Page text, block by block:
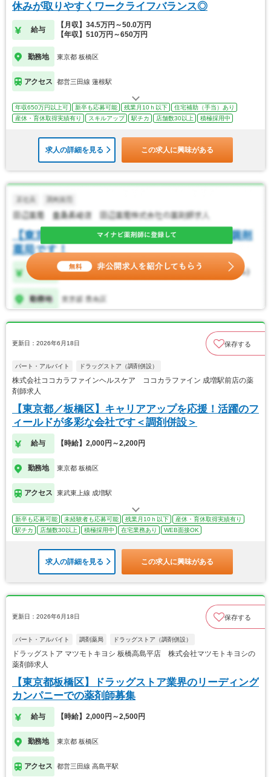
休みが取りやすくワークライフバランス◎
給与
【月収】34.5万円～50.0万円
【年収】510万円～650万円
勤務地 東京都 板橋区
アクセス 都営三田線 蓮根駅
年収650万円以上可 新卒も応募可能 残業月10ｈ以下
住宅補助（手当）あり
産休・育休取得実績有り
スキルアップ 駅チカ 店舗数30以上 積極採用中
求人の詳細を見る この求人に興味がある
更新日：2026年6月18日 保存する
パート・アルバイト ドラッグストア（調剤併設）
株式会社ココカラファインヘルスケア ココカラファイン 成増駅前店の薬
剤師求人
【東京都／板橋区】キャリアアップを応援！活躍のフ
ィールドが多彩な会社です＜調剤併設＞
給与 【時給】2,000円～2,200円
勤務地 東京都 板橋区
アクセス 東武東上線 成増駅
新卒も応募可能 未経験者も応募可能 残業月10ｈ以下
産休・育休取得実績有り
駅チカ
店舗数30以上 積極採用中 在宅業務あり WEB面接OK
求人の詳細を見る この求人に興味がある
更新日：2026年6月18日 保存する
パート・アルバイト 調剤薬局 ドラッグストア（調剤併設）
ドラッグストア マツモトキヨシ 板橋高島平店 株式会社マツモトキヨシの
薬剤師求人
【東京都板橋区】ドラッグストア業界のリーディング
カンパニーでの薬剤師募集
給与 【時給】2,000円～2,500円
勤務地 東京都 板橋区
アクセス 都営三田線 高島平駅